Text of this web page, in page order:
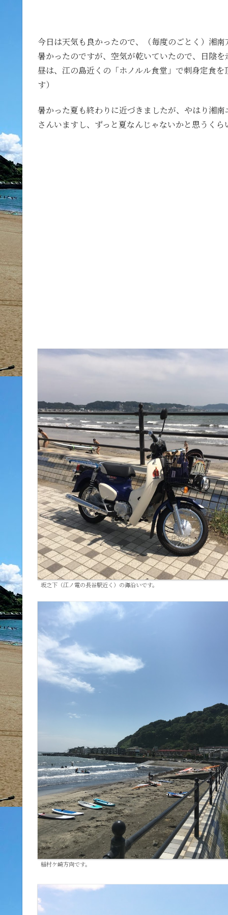
今日は天気も良かったので、（毎度のごとく）湘
暑かったのですが、空気が乾いていたので、日陰
昼は、江の島近くの「ホノルル食堂」で刺身定食
す）
暑かった夏も終わりに近づきましたが、やはり湘
さんいますし、ずっと夏なんじゃないかと思うくら
坂之下（江ノ電の長谷駅近く）の海沿いです。
稲村ケ崎方向です。